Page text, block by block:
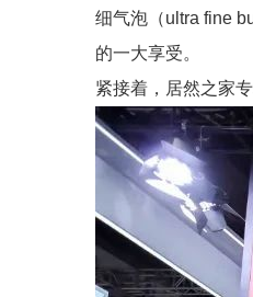
细气泡（ultra fine
的一大享受。
紧接着，居然之家